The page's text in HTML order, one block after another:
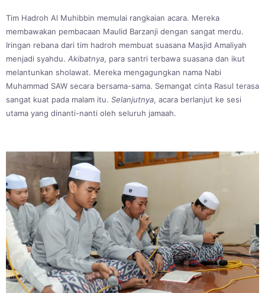
Tim Hadroh Al Muhibbin memulai rangkaian acara. Mereka
membawakan pembacaan Maulid Barzanji dengan sangat merdu.
Iringan rebana dari tim hadroh membuat suasana Masjid Amaliyah
menjadi syahdu. Akibatnya, para santri terbawa suasana dan ikut
melantunkan sholawat. Mereka mengagungkan nama Nabi
Muhammad SAW secara bersama-sama. Semangat cinta Rasul terasa
sangat kuat pada malam itu. Selanjutnya, acara berlanjut ke sesi
utama yang dinanti-nanti oleh seluruh jamaah.